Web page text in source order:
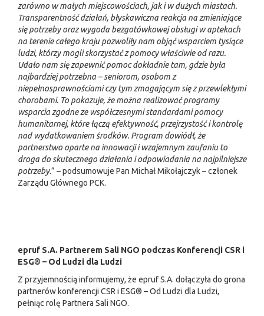
zarówno w małych miejscowościach, jak i w dużych miastach.
Transparentność działań, błyskawiczna reakcja na zmieniające
się potrzeby oraz wygoda bezgotówkowej obsługi w aptekach
na terenie całego kraju pozwoliły nam objąć wsparciem tysiące
ludzi, którzy mogli skorzystać z pomocy właściwie od razu.
Udało nam się zapewnić pomoc dokładnie tam, gdzie była
najbardziej potrzebna – seniorom, osobom z
niepełnosprawnościami czy tym zmagającym się z przewlekłymi
chorobami. To pokazuje, że można realizować programy
wsparcia zgodne ze współczesnymi standardami pomocy
humanitarnej, które łączą efektywność, przejrzystość i kontrolę
nad wydatkowaniem środków. Program dowiódł, że
partnerstwo oparte na innowacji i wzajemnym zaufaniu to
droga do skutecznego działania i odpowiadania na najpilniejsze
potrzeby.” – podsumowuje Pan Michał Mikołajczyk – członek
Zarządu Głównego PCK.
epruf S.A. Partnerem Sali NGO podczas Konferencji CSR i
ESG® – Od Ludzi dla Ludzi
Z przyjemnością informujemy, że epruf S.A. dołączyła do grona
partnerów konferencji CSR i ESG® – Od Ludzi dla Ludzi,
pełniąc rolę Partnera Sali NGO.